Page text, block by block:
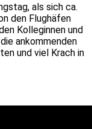
als sich ca.
den Flughäfen
Kolleginnen und
ankommenden
und viel Krach in